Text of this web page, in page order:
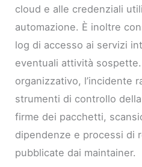
cloud e alle credenziali
automazione. È inoltre
log di accesso ai servizi
eventuali attività
organizzativo, l’incidente
strumenti di controllo
firme dei pacchetti,
dipendenze e processi di
pubblicate dai maintainer.